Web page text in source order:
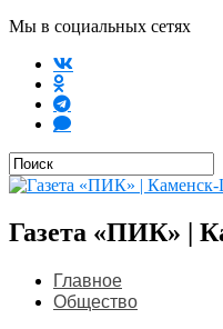
Мы в социальных сетях
Газета «ПИК» |
Главное
Общество